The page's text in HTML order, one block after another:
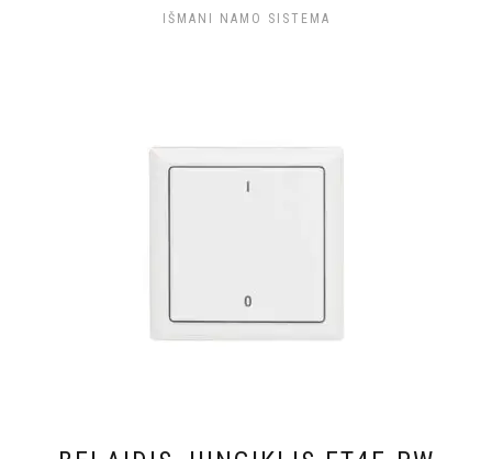
IŠMANI NAMO SISTEMA